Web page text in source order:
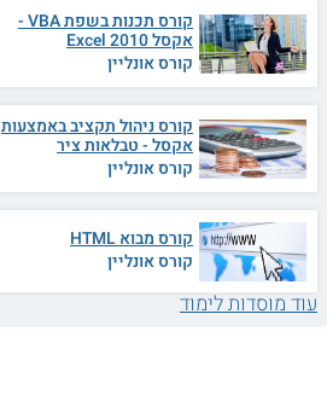
קורס תכנות בשפת VBA -
אקסל 2010 Excel
קורס אונליין
קורס ניהול תקציב באמצעות
אקסל - טבלאות ציר
קורס אונליין
קורס מבוא HTML
קורס אונליין
עוד מוסדות לימוד